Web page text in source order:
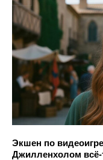
Экшен по
Джилленхолом всё-